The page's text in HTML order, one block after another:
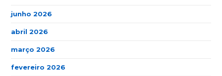
junho 2026
abril 2026
março 2026
fevereiro 2026